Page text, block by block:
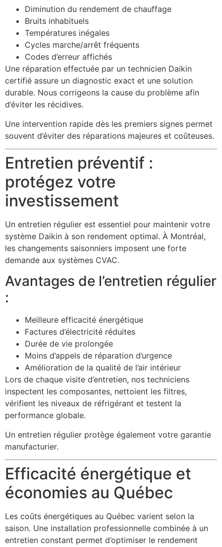
Diminution du rendement de chauffage
Bruits inhabituels
Températures inégales
Cycles marche/arrêt fréquents
Codes d’erreur affichés
Une réparation effectuée par un technicien Daikin
certifié assure un diagnostic exact et une solution
durable. Nous corrigeons la cause du problème afin
d’éviter les récidives.
Une intervention rapide dès les premiers signes permet
souvent d’éviter des réparations majeures et coûteuses.
Entretien préventif :
protégez votre
investissement
Un entretien régulier est essentiel pour maintenir votre
système Daikin à son rendement optimal. À Montréal,
les changements saisonniers imposent une forte
demande aux systèmes CVAC.
Avantages de l’entretien régulier
:
Meilleure efficacité énergétique
Factures d’électricité réduites
Durée de vie prolongée
Moins d’appels de réparation d’urgence
Amélioration de la qualité de l’air intérieur
Lors de chaque visite d’entretien, nos techniciens
inspectent les composantes, nettoient les filtres,
vérifient les niveaux de réfrigérant et testent la
performance globale.
Un entretien régulier protège également votre garantie
manufacturier.
Efficacité énergétique et
économies au Québec
Les coûts énergétiques au Québec varient selon la
saison. Une installation professionnelle combinée à un
entretien constant permet d’optimiser le rendement